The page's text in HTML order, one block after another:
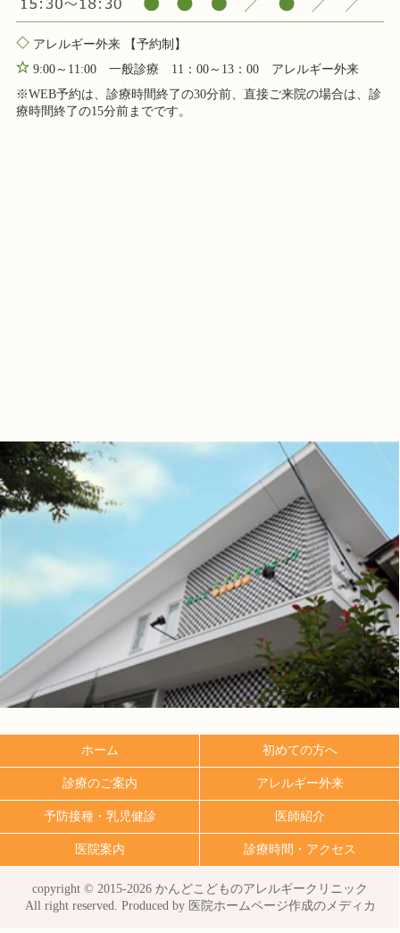
アレルギー外来 【予約制】
9:00～11:00 一般診療 11：00～13：00 アレルギー外来
※WEB予約は、診療時間終了の30分前、直接ご来院の場合は、診
療時間終了の15分前までです。
ホーム 初めての方へ
診療のご案内 アレルギー外来
予防接種・乳児健診 医師紹介
医院案内 診療時間・アクセス
copyright © 2015-2026 かんどこどものアレルギークリニック
All right reserved. Produced by 医院ホームページ作成のメディカ